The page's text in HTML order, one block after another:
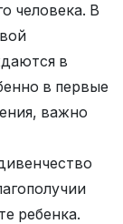
человека. В
в
в первые
важно
ребенка.